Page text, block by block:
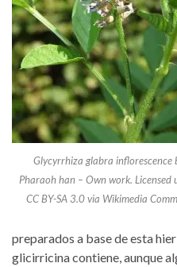
Glycyrrhiza glabra inflorescence
Pharaoh han – Own work. Licensed
CC BY-SA 3.0 via Wikimedia
preparados a base de esta
glicirricina contiene, aunque